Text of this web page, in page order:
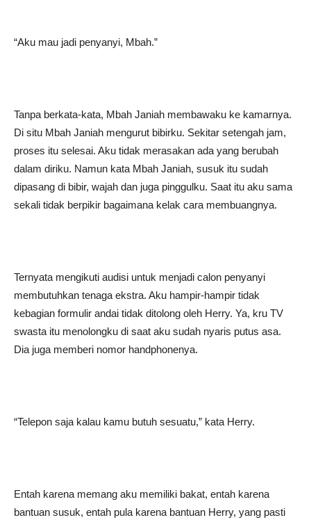
“Aku mau jadi penyanyi, Mbah.”
Tanpa berkata-kata, Mbah Janiah membawaku ke kamarnya.
Di situ Mbah Janiah mengurut bibirku. Sekitar setengah jam,
proses itu selesai. Aku tidak merasakan ada yang berubah
dalam diriku. Namun kata Mbah Janiah, susuk itu sudah
dipasang di bibir, wajah dan juga pinggulku. Saat itu aku sama
sekali tidak berpikir bagaimana kelak cara membuangnya.
Ternyata mengikuti audisi untuk menjadi calon penyanyi
membutuhkan tenaga ekstra. Aku hampir-hampir tidak
kebagian formulir andai tidak ditolong oleh Herry. Ya, kru TV
swasta itu menolongku di saat aku sudah nyaris putus asa.
Dia juga memberi nomor handphonenya.
“Telepon saja kalau kamu butuh sesuatu,” kata Herry.
Entah karena memang aku memiliki bakat, entah karena
bantuan susuk, entah pula karena bantuan Herry, yang pasti